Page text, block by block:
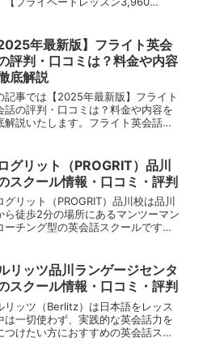
す。主に対面グループレッスンを提
ており、東京都内・神奈川を中心に
の教室があります。ネイティブや経
富な外国人講師による実践的な英語
が特徴で、初心者から上級者まで受
能です。リーズナブルな料金で継続
すく、全ての人におすすめできる英
スクールです。
2025年最新版】フライト英会
評判・口コミは？料金や内容
底解説
記事では【2025年最新版】フライト
話の評判・口コミは？料金や内容を
解説いたします。フライト英会話は
英会話の特徴や評判・料金などを徹
説していきます...
グリット（PROGRIT）品川
スクール情報・口コミ・評判
グリット（PROGRIT）品川校は品川
ら徒歩2分の場所にあるマンツーマン
ーチング型の英会話スクールです。
ルを作成。一人一人に専任のコンサ
ントが付き...
リッツ品川ランゲージセンタ
スクール情報・口コミ・評判
リッツ（Berlitz）は日本語をレッス
は一切使わず、実践的な英会話力を
つけたい方におすすめの英会話スク